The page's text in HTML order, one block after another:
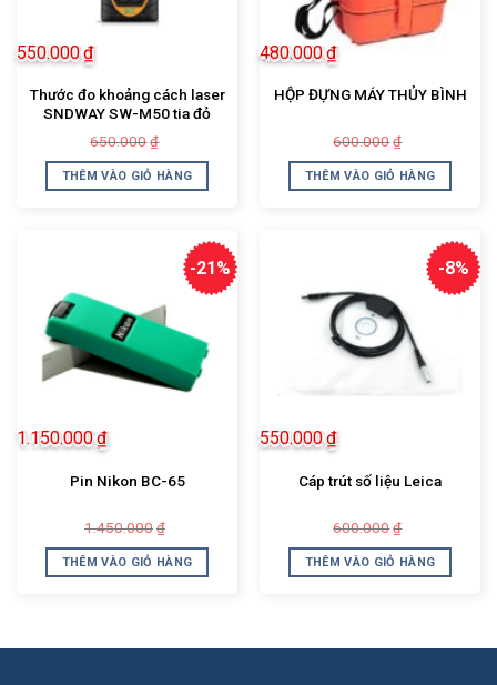
Thước đo khoảng cách laser
SNDWAY SW-M50 tia đỏ
650.000 ₫
là:
650.000₫.
550.000₫
tại
là:
THÊM VÀO GIỎ HÀNG
HỘP ĐỰNG MÁY THỦY BÌNH
600.000 ₫
là:
600.000₫.
480.000₫
tại
là:
THÊM VÀO GIỎ HÀNG
-21%
Pin Nikon BC-65
1.450.000 ₫
là:
1.450.000₫.
1.150.000₫
tại
là:
THÊM VÀO GIỎ HÀNG
-8%
Cáp trút số liệu Leica
600.000 ₫
là:
600.000₫.
550.000₫
tại
là:
THÊM VÀO GIỎ HÀNG